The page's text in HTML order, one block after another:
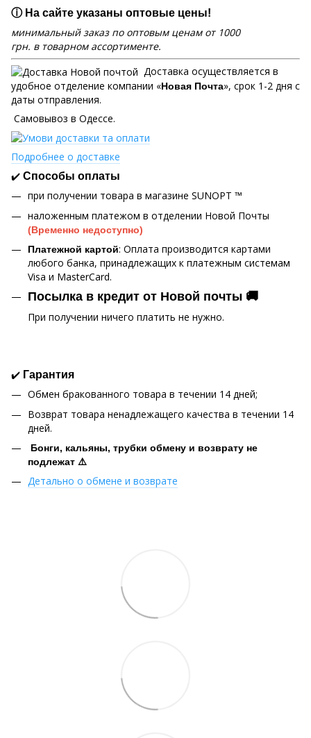
ⓘ На сайте указаны оптовые цены!
минимальный заказ по оптовым ценам от 1000
грн. в товарном ассортименте.
Доставка осуществляется в
удобное отделение компании «Новая Почта», срок 1-2 дня с
даты отправления.
Самовывоз в Одессе.
Подробнее о доставке
✔️ Способы оплаты
при получении товара в магазине SUNOPT ™
наложенным платежом в отделении Новой Почты
(Временно недоступно)
Платежной картой: Оплата производится картами
любого банка, принадлежащих к платежным системам
Visa и MasterCard.
Посылка в кредит от Новой почты 🚚
При получении ничего платить не нужно.
✔️ Гарантия
Обмен бракованного товара в течении 14 дней;
Возврат товара ненадлежащего качества в течении 14
дней.
Бонги, кальяны, трубки обмену и возврату не
подлежат ⚠️
Детально о обмене и возврате